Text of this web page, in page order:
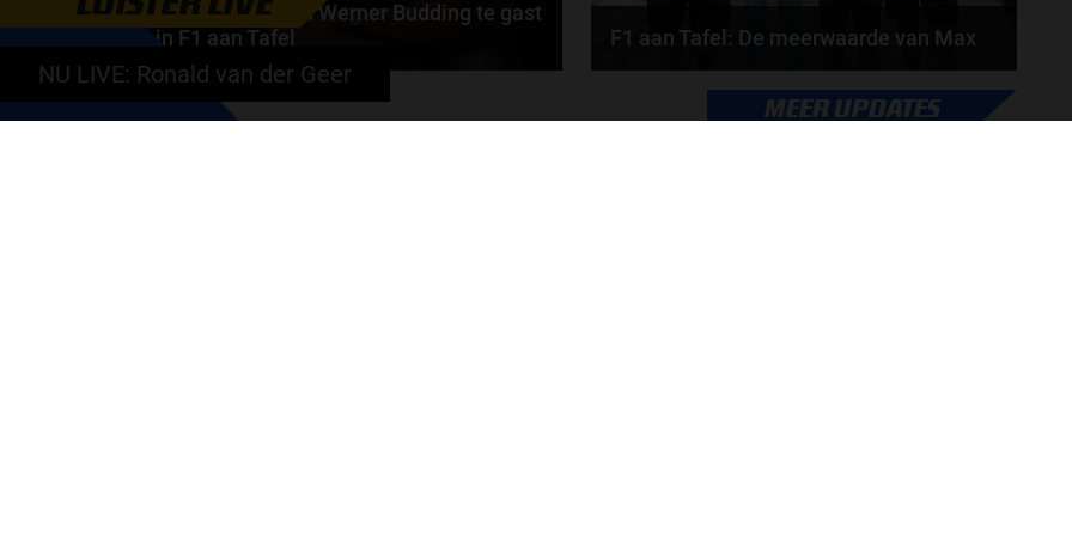
Daniëlle Geel en Werner Budding te gast
in F1 aan Tafel
schuiven aan in de nieuwe F1 aan Tafel. Maandag...
F1 aan Tafel: De meerwaarde van Max
Geen enkele sensor kan wat Max Verstappen voelt,
Formule 1-CEO Stefano Domenicali zorgt voor...
MEER UPDATES
NU LIVE: Ronald van der Geer